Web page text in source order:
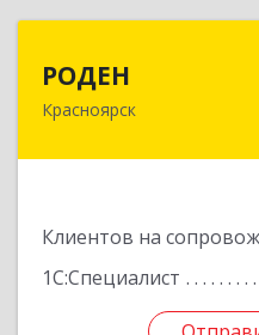
РОДЕН
Красноярск
Клиентов на
1С:Специалист
660064,